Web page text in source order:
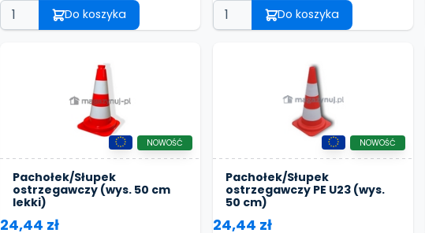
Do koszyka Do koszyka
Pachołek/Słupek
ostrzegawczy (wys. 50 cm
lekki)
NOWOŚĆ
24,44 zł
Pachołek/Słupek
ostrzegawczy PE U23 (wys.
50 cm)
NOWOŚĆ
24,44 zł